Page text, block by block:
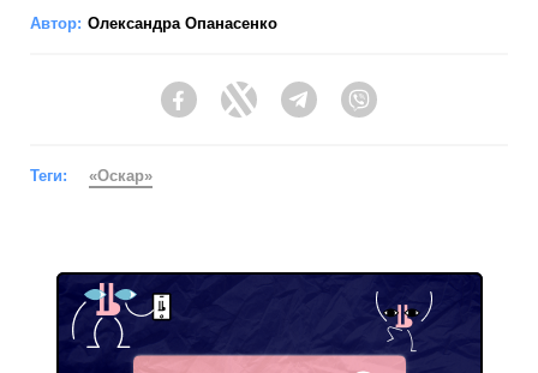
Автор: Олександра Опанасенко
FacebookTwitter Telegram
Теги: «Оскар»